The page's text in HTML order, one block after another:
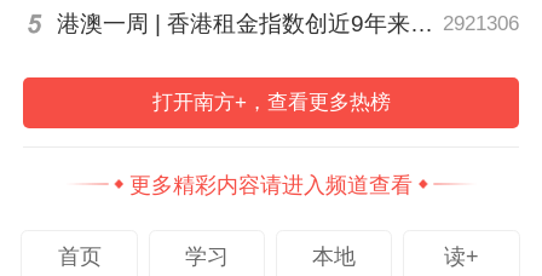
据南方+记者了解到，今年开始，为解决“骑
苏、上海、广州、深圳等省市街道社区、物
通过平台、社区、物业共建共治，实现居民
多方共赢。“骑手友好社区”通过推动完善门
港澳一周 | 香港租金指数创近9年来最大升幅 2921306
打开南方+，查看更多热榜
更多精彩内容请进入频道查看
首页 学习 本地 读+